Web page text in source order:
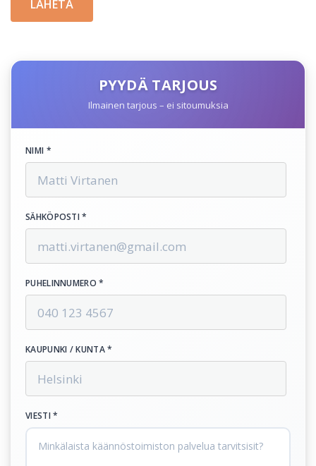
PYYDÄ TARJOUS
Ilmainen tarjous – ei sitoumuksia
NIMI *
SÄHKÖPOSTI *
PUHELINNUMERO *
KAUPUNKI / KUNTA *
VIESTI *